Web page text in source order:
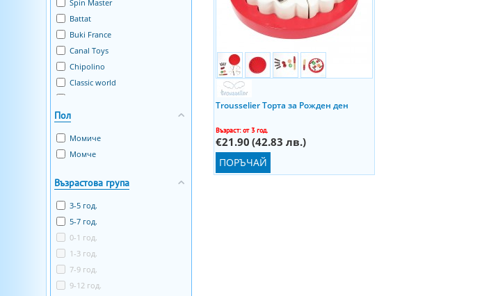
Spin Master
Battat
Buki France
Canal Toys
Chipolino
Classic world
DOLU
Hi Pando
Lelin Toys
Melissa&Doug
Moni Toys
OCIE
Pilsan
PlayGo
Пол
Момиче
Момче
Възрастова група
3-5 год.
5-7 год.
0-1 год.
1-3 год.
7-9 год.
9-12 год.
Trousselier Торта за Рожден ден
Възраст: от 3 год.
€21.90 (42.83 лв.)
ПОРЪЧАЙ